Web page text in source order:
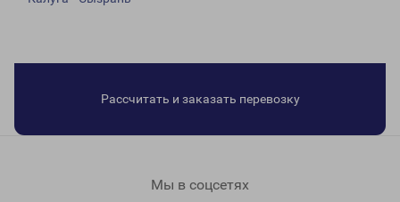
Рассчитать и заказать перевозку
Мы в соцсетях